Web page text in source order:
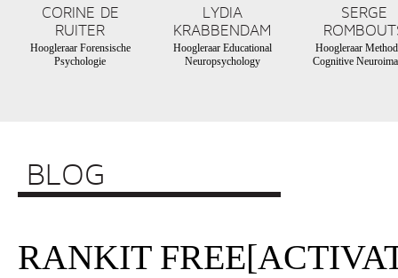
CORINE DE
RUITER
Hoogleraar Forensische
Psychologie
LYDIA
KRABBENDAM
Hoogleraar Educational
Neuropsychology
SERGE
Hoogleraar
Cognitive
BLOG
RANKIT